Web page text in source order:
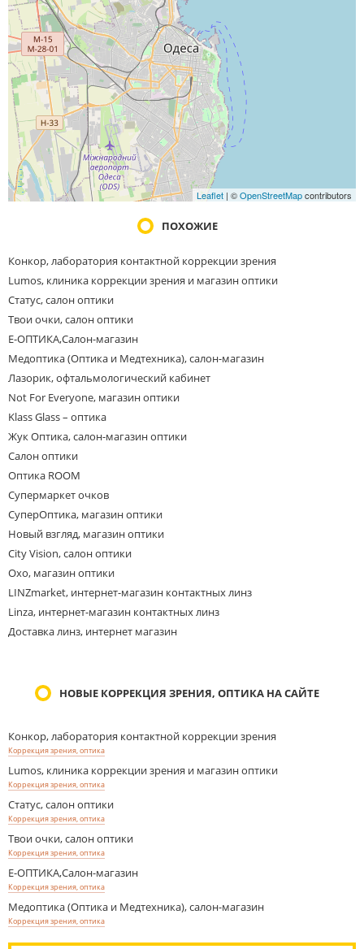
Leaflet | ©OpenStreetMapcontributors
ПОХОЖИЕ
Конкор, лаборатория контактной коррекции зрения
Lumos, клиника коррекции зрения и магазин оптики
Статус, салон оптики
Твои очки, салон оптики
Е-ОПТИКА,Салон-магазин
Медоптика (Оптика и Медтехника), салон-магазин
Лазорик, офтальмологический кабинет
Not For Everyone, магазин оптики
Klass Glass – оптика
Жук Оптика, салон-магазин оптики
Салон оптики
Оптика ROOM
Супермаркет очков
СуперОптика, магазин оптики
Новый взгляд, магазин оптики
City Vision, салон оптики
Oxo, магазин оптики
LINZmarket, интернет-магазин контактных линз
Linza, интернет-магазин контактных линз
Доставка линз, интернет магазин
НОВЫЕ КОРРЕКЦИЯ ЗРЕНИЯ, ОПТИКА НА САЙТЕ
Конкор, лаборатория контактной коррекции зрения
Коррекция зрения, оптика
Lumos, клиника коррекции зрения и магазин оптики
Коррекция зрения, оптика
Статус, салон оптики
Коррекция зрения, оптика
Твои очки, салон оптики
Коррекция зрения, оптика
Е-ОПТИКА,Салон-магазин
Коррекция зрения, оптика
Медоптика (Оптика и Медтехника), салон-магазин
Коррекция зрения, оптика